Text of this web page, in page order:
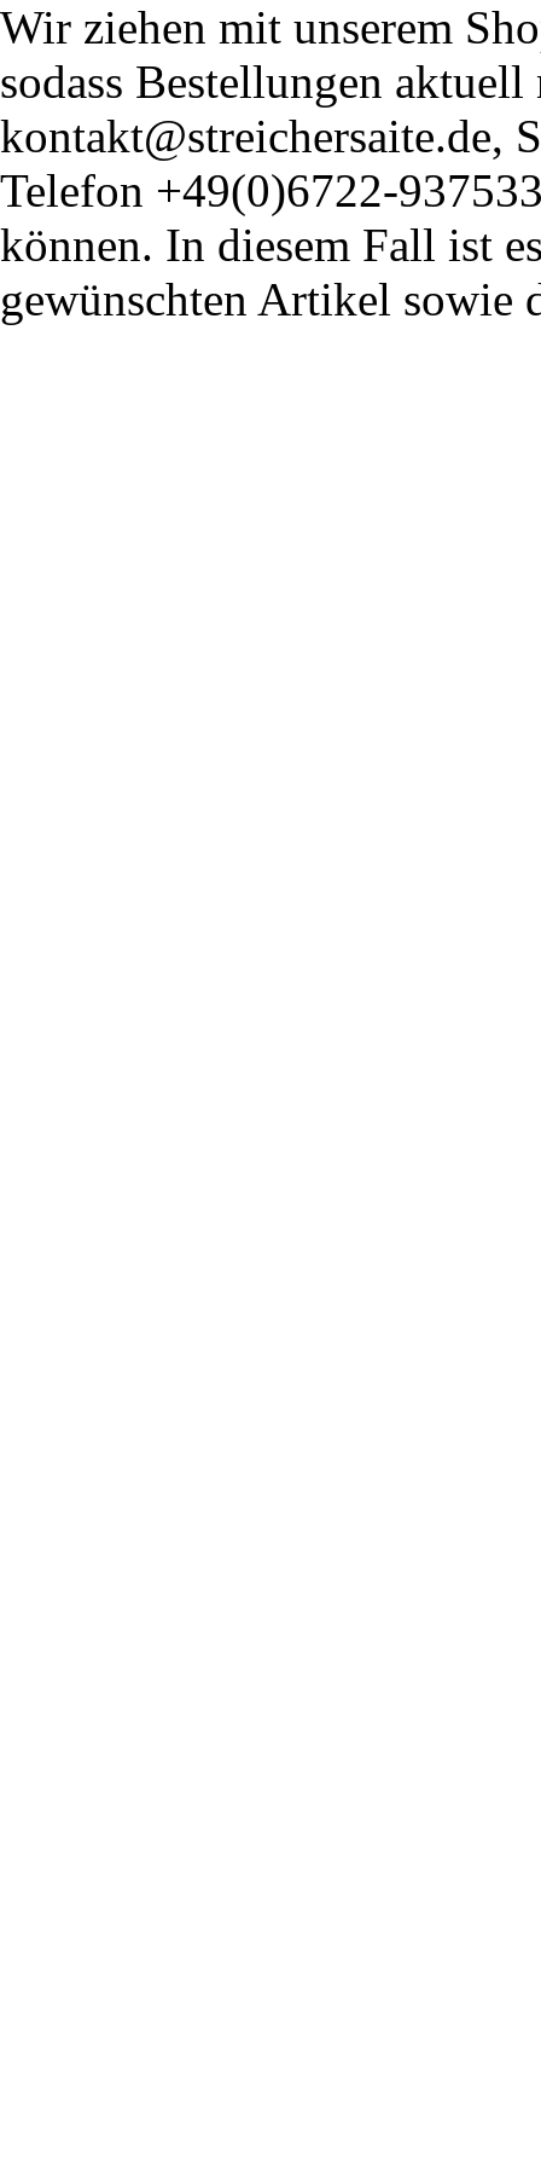
Wir ziehen mit unserem
sodass Bestellungen
kontakt@streichersaite.de,
Telefon +49(0)6722-
können. In diesem Fall ist
gewünschten Artikel sowie